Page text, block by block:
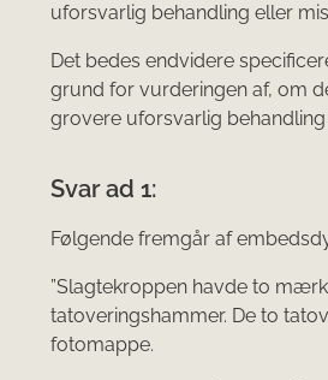
uforsvarlig behandling eller
Det bedes endvidere
grund for vurderingen af, om
grovere uforsvarlig
Svar ad 1:
Følgende fremgår af
”Slagtekroppen havde to
tatoveringshammer. De to
fotomappe.